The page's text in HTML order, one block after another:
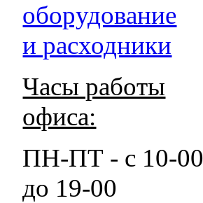
оборудование
и расходники
Часы работы
офиса:
ПН-ПТ - с 10-00
до 19-00